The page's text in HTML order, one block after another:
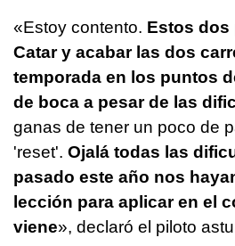
«Estoy contento. Estos dos
Catar y acabar las dos
temporada en los puntos
de boca a pesar de las
ganas de tener un poco de
'reset'. Ojalá todas las
pasado este año nos
lección para aplicar en el
viene», declaró el piloto